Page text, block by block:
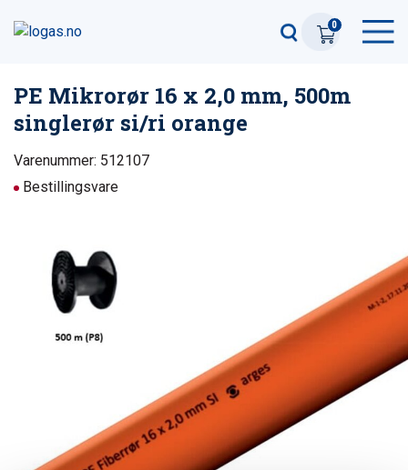
0
PE Mikrorør 16 x 2,0 mm, 500m
singlerør si/ri orange
Varenummer: 512107
Bestillingsvare